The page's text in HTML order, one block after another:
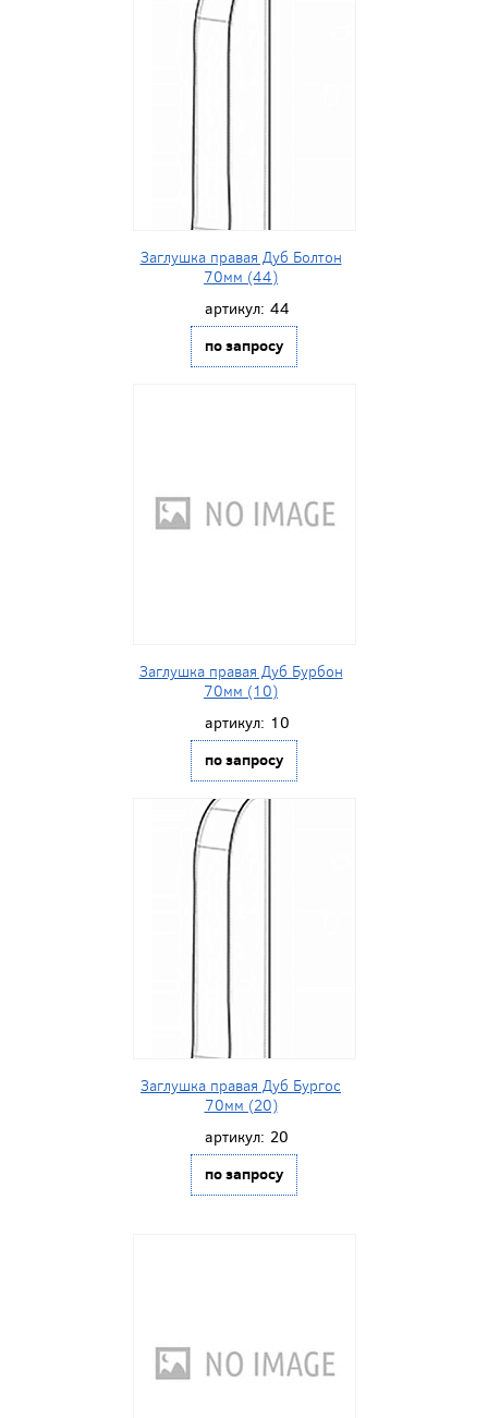
Заглушка правая Дуб Болтон
70мм (44)
артикул: 44
по запросу
Заглушка правая Дуб Бурбон
70мм (10)
артикул: 10
по запросу
Заглушка правая Дуб Бургос
70мм (20)
артикул: 20
по запросу